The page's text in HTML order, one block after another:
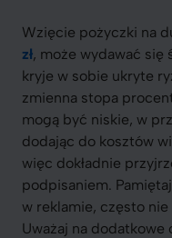
Wzięcie pożyczki na
zł, może wydawać się
kryje w sobie ukryte
zmienna stopa
mogą być niskie, w
dodając do kosztów
więc dokładnie
podpisaniem.
w reklamie, często
Uważaj na dodatkowe